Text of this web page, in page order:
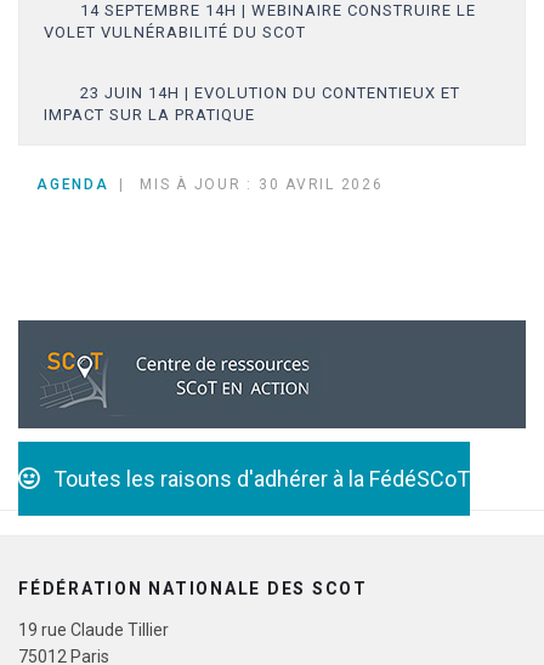
14 SEPTEMBRE 14H | WEBINAIRE CONSTRUIRE LE
VOLET VULNÉRABILITÉ DU SCOT
23 JUIN 14H | EVOLUTION DU CONTENTIEUX ET
IMPACT SUR LA PRATIQUE
AGENDA MIS À JOUR : 30 AVRIL 2026
Toutes les raisons d'adhérer à la FédéSCoT
FÉDÉRATION NATIONALE DES SCOT
19 rue Claude Tillier
75012 Paris